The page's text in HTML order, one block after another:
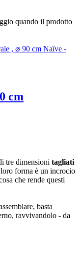
quando il prodotto
cm
tre dimensioni tagliati
forma è un incrocio
che rende questi
basta
ravvivandolo - da